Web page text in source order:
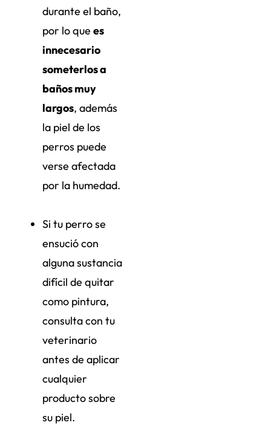
durante el baño,
por lo que es
innecesario
someterlos a
baños muy
largos, además
la piel de los
perros puede
verse afectada
por la humedad.
Si tu perro se
ensució con
alguna sustancia
difícil de quitar
como pintura,
consulta con tu
veterinario
antes de aplicar
cualquier
producto sobre
su piel.